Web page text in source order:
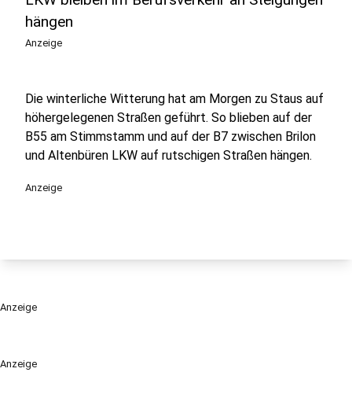
Anzeige
hängen
Anzeige
Die winterliche Witterung hat am Morgen zu Staus auf
höhergelegenen Straßen geführt. So blieben auf der
B55 am Stimmstamm und auf der B7 zwischen Brilon
und Altenbüren LKW auf rutschigen Straßen hängen.
Anzeige
Anzeige